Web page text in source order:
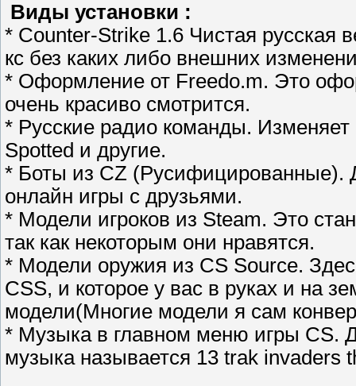
Виды установки :
* Counter-Strike 1.6 Чистая русская
кс без каких либо внешних
* Оформление от Freedo.m. Это
очень красиво смотрится.
* Русские радио команды.
Spotted и другие.
* Боты из CZ (Русифицированные).
онлайн игры с друзьями.
* Модели игроков из Steam. Это
так как некоторым они нравятся.
* Модели оружия из CS Source.
CSS, и которое у вас в руках и на
модели(Многие модели я сам
* Музыка в главном меню игры CS.
музыка называется 13 trak